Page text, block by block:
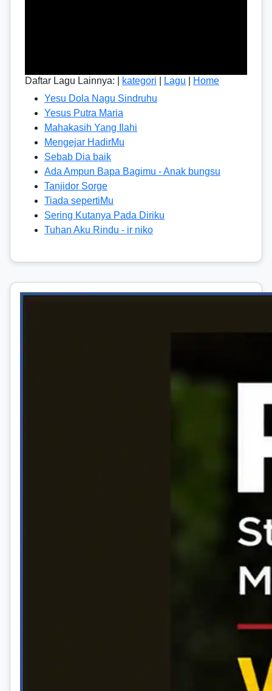
Daftar Lagu Lainnya: | kategori Lagu
Home
Yesu Dola Nagu Sindruhu
Yesus Putra Maria
Mahakasih Yang Ilahi
Mengejar HadirMu
Sebab Dia baik
Ada Ampun Bapa Bagimu - Anak bungsu
Tanjidor Sorge
Tiada sepertiMu
Sering Kutanya Pada Diriku
Tuhan Aku Rindu - ir niko